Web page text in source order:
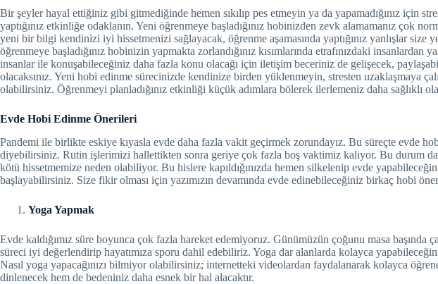
Bir şeyler hayal ettiğiniz gibi gitmediğinde hemen sıkılıp pes etmeyin ya da yapamadığınız için
yaptığınız etkinliğe odaklanın. Yeni öğrenmeye başladığınız hobinizden zevk alamamanız çok
yeni bir bilgi kendinizi iyi hissetmenizi sağlayacak, öğrenme aşamasında yaptığınız yanlışlar size
öğrenmeye başladığınız hobinizin yapmakta zorlandığınız kısımlarında etrafınızdaki insanlardan
insanlar ile konuşabileceğiniz daha fazla konu olacağı için iletişim beceriniz de gelişecek,
olacaksınız. Yeni hobi edinme sürecinizde kendinize birden yüklenmeyin, stresten uzaklaşmaya
olabilirsiniz. Öğrenmeyi planladığınız etkinliği küçük adımlara bölerek ilerlemeniz daha sağlıklı
Evde Hobi Edinme Önerileri
Pandemi ile birlikte eskiye kıyasla evde daha fazla vakit geçirmek zorundayız. Bu süreçte evde
diyebilirsiniz. Rutin işlerimizi hallettikten sonra geriye çok fazla boş vaktimiz kalıyor. Bu durum da
kötü hissetmemize neden olabiliyor. Bu hislere kapıldığınızda hemen silkelenip evde
başlayabilirsiniz. Size fikir olması için yazımızın devamında evde edinebileceğiniz birkaç hobi
Yoga Yapmak
Evde kaldığımız süre boyunca çok fazla hareket edemiyoruz. Günümüzün çoğunu masa başında
süreci iyi değerlendirip hayatımıza sporu dahil edebiliriz. Yoga dar alanlarda kolayca
Nasıl yoga yapacağınızı bilmiyor olabilirsiniz; internetteki videolardan faydalanarak kolayca
dinlenecek hem de bedeniniz daha esnek bir hal alacaktır.